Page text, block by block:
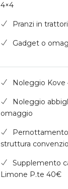
4×4
Pranzi in
Gadget o
Noleggio Kove
Noleggio
omaggio
struttura
Supplemento
Limone P.te 40€